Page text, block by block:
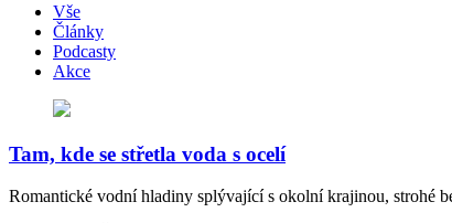
Vše
Články
Podcasty
Akce
Tam, kde se střetla voda s ocelí
Romantické vodní hladiny splývající s okolní krajinou, strohé